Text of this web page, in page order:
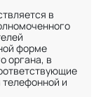
в
форме
органа, в
и